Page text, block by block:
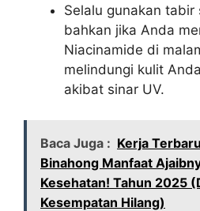
Selalu gunakan tabir
bahkan jika Anda
Niacinamide di
melindungi kulit
akibat sinar UV.
Baca Juga : Kerja
Binahong Manfaat
Kesehatan! Tahun 2025
Kesempatan Hilang)